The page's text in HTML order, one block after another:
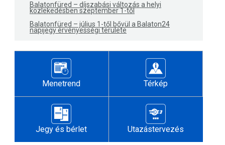
Balatonfüred – díjszabási változás a helyi
közlekedésben szeptember 1-től
Balatonfüred – július 1-től bővül a Balaton24
napijegy érvényességi területe
Menetrend Térkép
Jegy és bérlet Utazástervezés